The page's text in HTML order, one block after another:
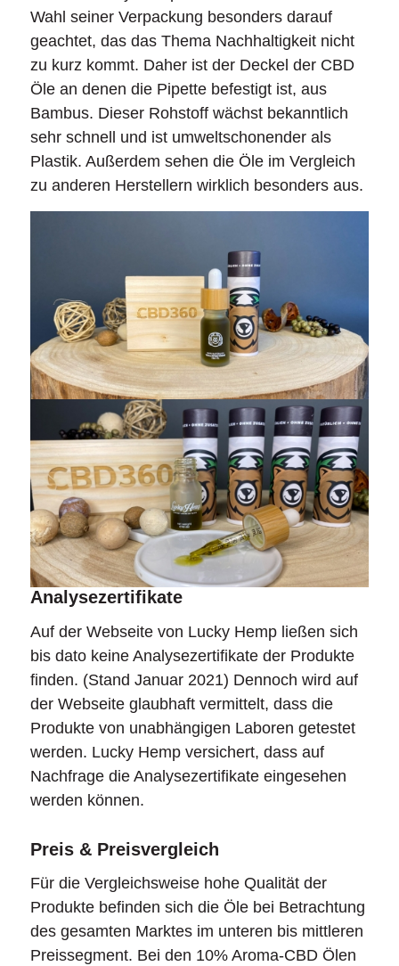
Wahl seiner Verpackung besonders darauf
geachtet, das das Thema Nachhaltigkeit nicht
zu kurz kommt. Daher ist der Deckel der CBD
Öle an denen die Pipette befestigt ist, aus
Bambus. Dieser Rohstoff wächst bekanntlich
sehr schnell und ist umweltschonender als
Plastik. Außerdem sehen die Öle im Vergleich
zu anderen Herstellern wirklich besonders aus.
Analysezertifikate
Auf der Webseite von Lucky Hemp ließen sich
bis dato keine Analysezertifikate der Produkte
finden. (Stand Januar 2021) Dennoch wird auf
der Webseite glaubhaft vermittelt, dass die
Produkte von unabhängigen Laboren getestet
werden. Lucky Hemp versichert, dass auf
Nachfrage die Analysezertifikate eingesehen
werden können.
Preis & Preisvergleich
Für die Vergleichsweise hohe Qualität der
Produkte befinden sich die Öle bei Betrachtung
des gesamten Marktes im unteren bis mittleren
Preissegment. Bei den 10% Aroma-CBD Ölen